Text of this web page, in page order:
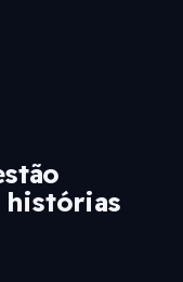
histórias